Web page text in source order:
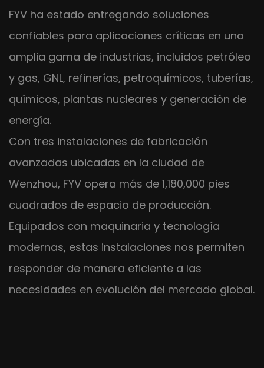
FYV ha estado entregando soluciones
confiables para aplicaciones críticas en una
amplia gama de industrias, incluidos petróleo
y gas, GNL, refinerías, petroquímicos, tuberías,
químicos, plantas nucleares y generación de
energía.
Con tres instalaciones de fabricación
avanzadas ubicadas en la ciudad de
Wenzhou, FYV opera más de 1,180,000 pies
cuadrados de espacio de producción.
Equipados con maquinaria y tecnología
modernas, estas instalaciones nos permiten
responder de manera eficiente a las
necesidades en evolución del mercado global.